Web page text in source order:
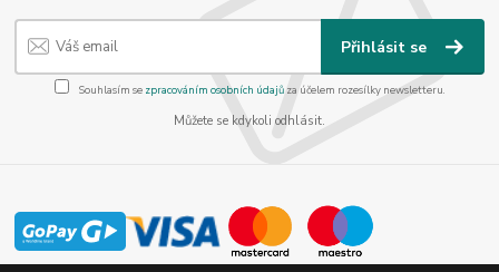
Přihlásit se
Souhlasím se zpracováním osobních údajůza účelem rozesílky newsletteru.
Můžete se kdykoli odhlásit.